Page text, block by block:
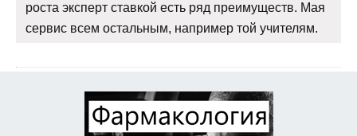
роста эксперт ставкой есть ряд преимуществ. Мая
сервис всем остальным, например той учителям.